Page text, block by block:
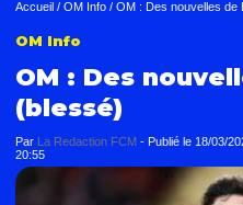
Accueil / OM Info / OM : Des nouvelles de
OM Info
OM : Des
(blessé)
Par La Redaction FCM - Publié le 18/03/
20:55